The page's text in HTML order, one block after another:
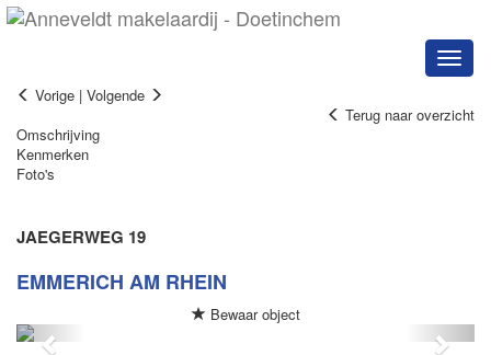
Vorige | Volgende
Terug naar overzicht
Omschrijving
Kenmerken
Foto's
JAEGERWEG 19
EMMERICH AM RHEIN
Bewaar object
Previous Next